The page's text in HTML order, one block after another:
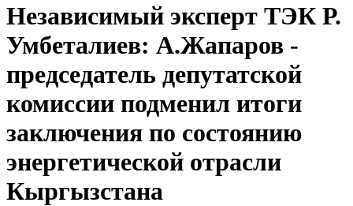
Независимый эксперт ТЭК Р.
Умбеталиев: А.Жапаров -
председатель депутатской
комиссии подменил итоги
заключения по состоянию
энергетической отрасли
Кыргызстана